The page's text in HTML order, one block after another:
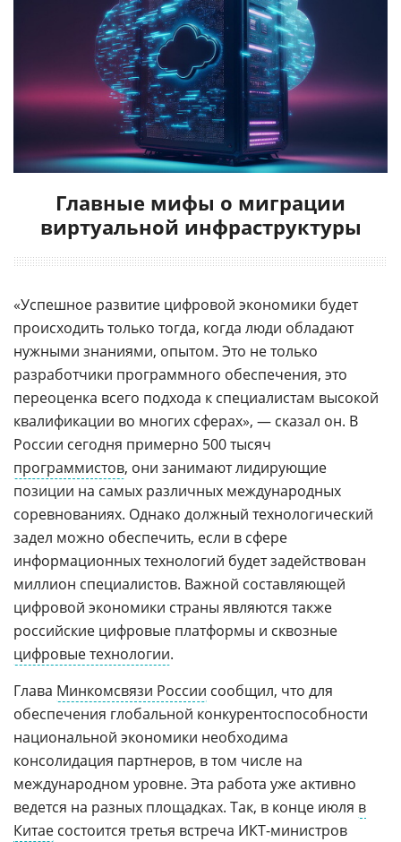
Главные мифы о миграции
виртуальной инфраструктуры
«Успешное развитие цифровой экономики будет
происходить только тогда, когда люди обладают
нужными знаниями, опытом. Это не только
разработчики программного обеспечения, это
переоценка всего подхода к специалистам высокой
квалификации во многих сферах», — сказал он. В
России сегодня примерно 500 тысяч
программистов, они занимают лидирующие
позиции на самых различных международных
соревнованиях. Однако должный технологический
задел можно обеспечить, если в сфере
информационных технологий будет задействован
миллион специалистов. Важной составляющей
цифровой экономики страны являются также
российские цифровые платформы и сквозные
цифровые технологии.
Глава Минкомсвязи России сообщил, что для
обеспечения глобальной конкурентоспособности
национальной экономики необходима
консолидация партнеров, в том числе на
международном уровне. Эта работа уже активно
ведется на разных площадках. Так, в конце июля в
Китае состоится третья встреча ИКТ-министров